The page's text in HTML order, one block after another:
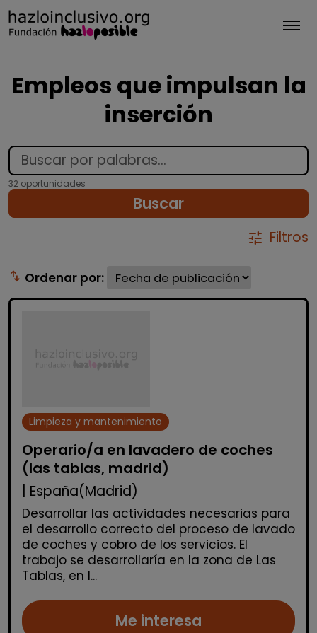
Empleos que impulsan la
inserción
32 oportunidades
Buscar
tune Filtros
swap_vert Ordenar por:
Limpieza y mantenimiento
Operario/a en lavadero de coches
(las tablas, madrid)
| España(Madrid)
Desarrollar las actividades necesarias para
el desarrollo correcto del proceso de lavado
de coches y cobro de los servicios. El
trabajo se desarrollaría en la zona de Las
Tablas, en l...
Me interesa